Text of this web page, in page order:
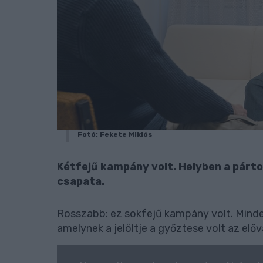
Fotó: Fekete Miklós
Kétfejű kampány volt. Helyben a
csapata.
Rosszabb: ez sokfejű kampány volt.
amelynek a jelöltje a győztese volt az